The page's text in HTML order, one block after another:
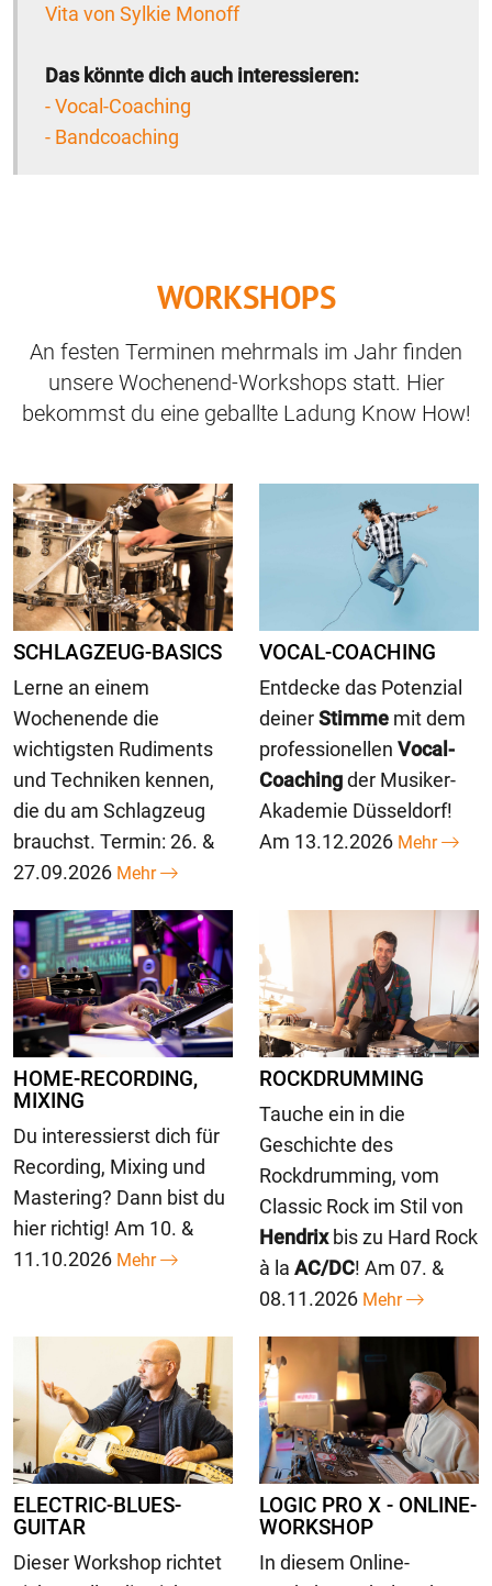
Vita von Sylkie Monoff
Das könnte dich auch interessieren:
- Vocal-Coaching
- Bandcoaching
WORKSHOPS
An festen Terminen mehrmals im Jahr finden
unsere Wochenend-Workshops statt. Hier
bekommst du eine geballte Ladung Know How!
SCHLAGZEUG-BASICS
Lerne an einem
Wochenende die
wichtigsten Rudiments
und Techniken kennen,
die du am Schlagzeug
brauchst. Termin: 26. &
27.09.2026 Mehr
VOCAL-COACHING
Entdecke das Potenzial
deinerStimme mit dem
professionellen Vocal-
Coachingder Musiker-
Akademie Düsseldorf!
Am 13.12.2026 Mehr
HOME-RECORDING,
MIXING
Du interessierst dich für
Recording, Mixing und
Mastering? Dann bist du
hier richtig! Am 10. &
11.10.2026 Mehr
ROCKDRUMMING
Tauche ein in die
Geschichte des
Rockdrumming, vom
Classic Rock im Stil von
Hendrixbis zu Hard Rock
à la AC/DC! Am 07. &
08.11.2026 Mehr
ELECTRIC-BLUES-
GUITAR
Dieser Workshop richtet
LOGIC PRO X - ONLINE-
WORKSHOP
In diesem Online-